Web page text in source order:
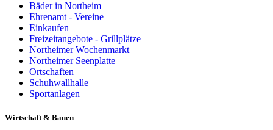
Bäder in Northeim
Ehrenamt - Vereine
Einkaufen
Freizeitangebote - Grillplätze
Northeimer Wochenmarkt
Northeimer Seenplatte
Ortschaften
Schuhwallhalle
Sportanlagen
Wirtschaft & Bauen